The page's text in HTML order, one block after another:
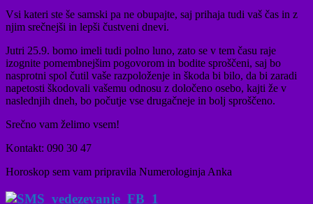
Vsi kateri ste še samski pa ne obupajte, saj prihaja tudi vaš čas in z
njim srečnejši in lepši čustveni dnevi.
Jutri 25.9. bomo imeli tudi polno luno, zato se v tem času raje
izognite pomembnejšim pogovorom in bodite sproščeni, saj bo
nasprotni spol čutil vaše razpoloženje in škoda bi bilo, da bi zaradi
napetosti škodovali vašemu odnosu z določeno osebo, kajti že v
naslednjih dneh, bo počutje vse drugačneje in bolj sproščeno.
Srečno vam želimo vsem!
Kontakt: 090 30 47
Horoskop sem vam pripravila Numerologinja Anka